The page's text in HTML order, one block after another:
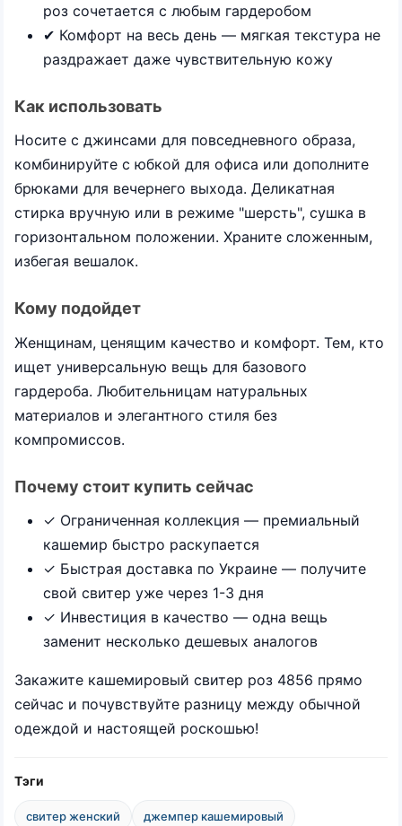
роз сочетается с любым гардеробом
✔ Комфорт на весь день — мягкая текстура не
раздражает даже чувствительную кожу
Как использовать
Носите с джинсами для повседневного образа,
комбинируйте с юбкой для офиса или дополните
брюками для вечернего выхода. Деликатная
стирка вручную или в режиме "шерсть", сушка в
горизонтальном положении. Храните сложенным,
избегая вешалок.
Кому подойдет
Женщинам, ценящим качество и комфорт. Тем, кто
ищет универсальную вещь для базового
гардероба. Любительницам натуральных
материалов и элегантного стиля без
компромиссов.
Почему стоит купить сейчас
✓ Ограниченная коллекция — премиальный
кашемир быстро раскупается
✓ Быстрая доставка по Украине — получите
свой свитер уже через 1-3 дня
✓ Инвестиция в качество — одна вещь
заменит несколько дешевых аналогов
Закажите кашемировый свитер роз 4856 прямо
сейчас и почувствуйте разницу между обычной
одеждой и настоящей роскошью!
Тэги
свитер женский джемпер кашемировый